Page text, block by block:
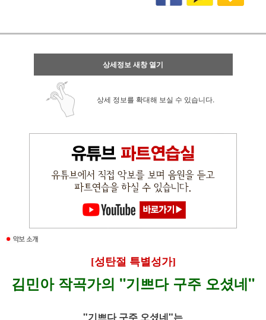
상세정보 새창 열기
상세 정보를 확대해 보실 수 있습니다.
[성탄절 특별성가]
김민아 작곡가의 "기쁘다 구주 오셨네"
"기쁘다 구주 오셨네"는